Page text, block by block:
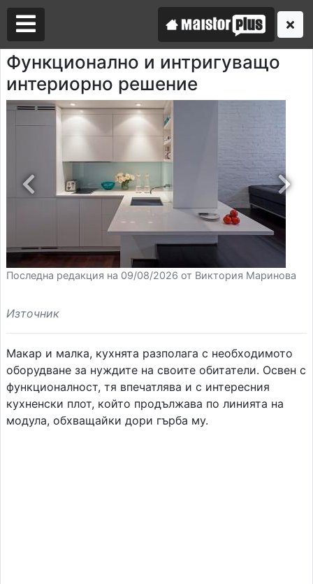
Функционално и интригуващо
интериорно решение
Последна редакция на 09/08/2026 от Виктория Маринова
Източник
Макар и малка, кухнята разполага с необходимото
оборудване за нуждите на своите обитатели. Освен с
функционалност, тя впечатлява и с интересния
кухненски плот, който продължава по линията на
модула, обхващайки дори гърба му.
Аз съм майстор
Търся майстор